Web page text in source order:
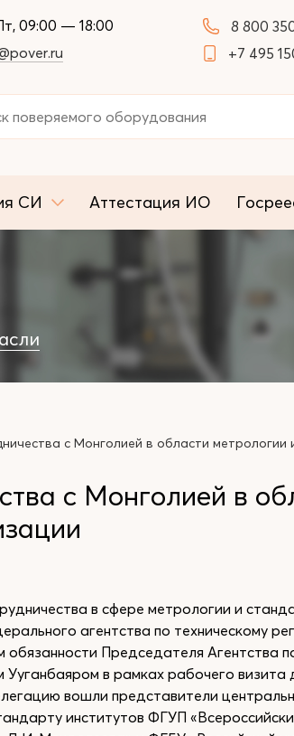
09:00 — 18:00
8 800
+7 495
СИ Аттестация ИО
с Монголией в области метрологии
с Монголией в
в сфере метрологии и
агентства по техническому
Председателя Агентства
в рамках рабочего визита
вошли представители
институтов ФГУП